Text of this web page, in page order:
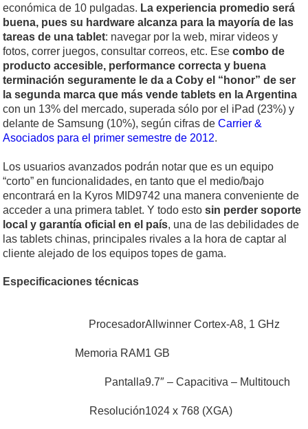
económica de 10 pulgadas. La experiencia promedio será
buena, pues su hardware alcanza para la mayoría de las
tareas de una tablet: navegar por la web, mirar videos y
fotos, correr juegos, consultar correos, etc. Ese combo de
producto accesible, performance correcta y buena
terminación seguramente le da a Coby el “honor” de ser
la segunda marca que más vende tablets en la Argentina
con un 13% del mercado, superada sólo por el iPad (23%) y
delante de Samsung (10%), según cifras de Carrier &
Asociados para el primer semestre de 2012.
Los usuarios avanzados podrán notar que es un equipo
“corto” en funcionalidades, en tanto que el medio/bajo
encontrará en la Kyros MID9742 una manera conveniente de
acceder a una primera tablet. Y todo esto sin perder soporte
local y garantía oficial en el país, una de las debilidades de
las tablets chinas, principales rivales a la hora de captar al
cliente alejado de los equipos topes de gama.
Especificaciones técnicas
ProcesadorAllwinner Cortex-A8, 1 GHz
Memoria RAM1 GB
Pantalla9.7″ – Capacitiva – Multitouch
Resolución1024 x 768 (XGA)